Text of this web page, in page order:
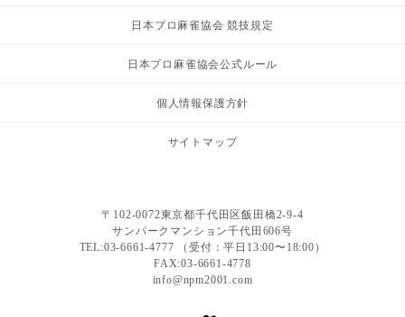
日本プロ麻雀協会 競技規定
日本プロ麻雀協会公式ルール
個人情報保護方針
サイトマップ
〒102-0072東京都千代田区飯田橋2-9-4
サンパークマンション千代田606号
TEL:03-6661-4777 （受付：平日13:00〜18:00）
FAX:03-6661-4778
info@npm2001.com